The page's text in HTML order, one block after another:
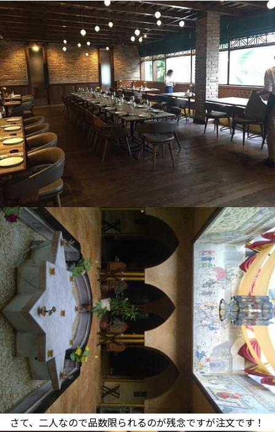
さて、二人なので品数限られるのが残念ですが注文です！